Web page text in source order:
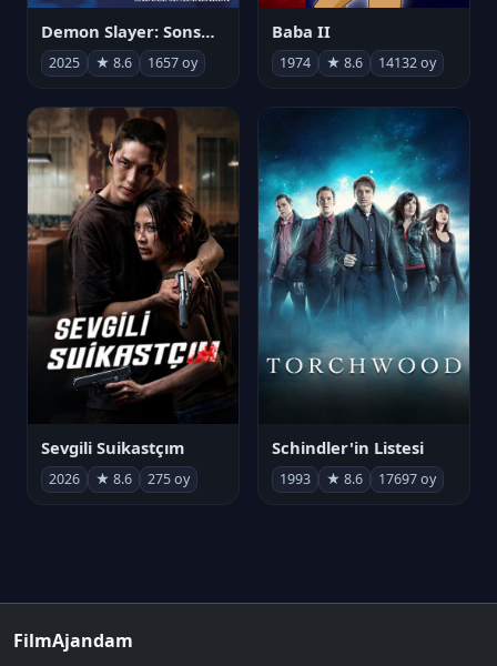
Demon Slayer: Sonsuzluk Kalesi
2025 ★ 8.6 1657 oy
Baba II
1974 ★ 8.6 14132 oy
Sevgili Suikastçım
2026 ★ 8.6 275 oy
Schindler'in Listesi
1993 ★ 8.6 17697 oy
FilmAjandam